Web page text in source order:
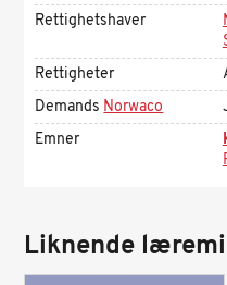
Rettighetshaver
Rettigheter
DemandsNorwaco
Emner
Liknende